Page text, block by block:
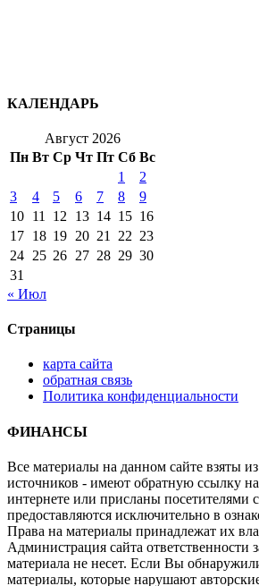
КАЛЕНДАРЬ
Август 2026
Пн Вт Ср Чт Пт Сб Вс
1
2
3
4 5 6 7 8
9
10 11 12 13 14 15 16
17 18 19 20 21 22 23
24 25 26 27 28 29 30
31
« Июл
Страницы
карта сайта
обратная связь
Политика конфиденциальности
ФИНАНСЫ
Все материалы на данном сайте взяты
источников - имеют обратную ссылку
интернете или присланы посетителями
предоставляются исключительно в
Права на материалы принадлежат их
Администрация сайта ответственности
материала не несет. Если Вы
материалы, которые нарушают